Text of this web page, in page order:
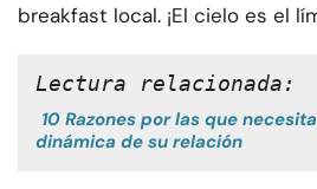
breakfast local. ¡El cielo es el
Lectura relacionada:
10 Razones por las que
dinámica de su relación